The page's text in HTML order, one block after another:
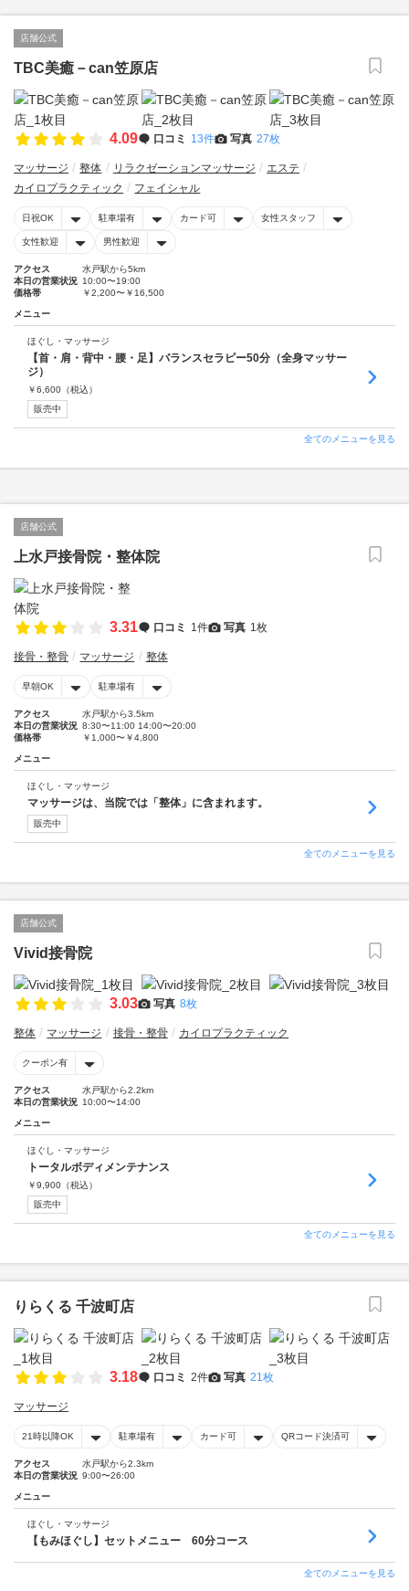
店舗公式
TBC美癒－can笠原店
4.09 口コミ 13件 写真 27枚
マッサージ 整体 リラクゼーションマッサージ
エステ
カイロプラクティック
フェイシャル
日祝OK 駐車場有 カード可 女性スタッフ
女性歓迎 男性歓迎
アクセス
水戸駅から5km
本日の営業状況 10:00〜19:00
価格帯
￥2,200〜￥16,500
メニュー
ほぐし・マッサージ
【首・肩・背中・腰・足】バランスセラピー50分（全身マッサー
ジ）
￥6,600 （税込）
販売中
全てのメニューを見る
店舗公式
上水戸接骨院・整体院
3.31 口コミ 1件 写真 1枚
接骨・整骨 マッサージ 整体
早朝OK 駐車場有
アクセス
水戸駅から3.5km
本日の営業状況 8:30〜11:00 14:00〜20:00
価格帯
￥1,000〜￥4,800
メニュー
ほぐし・マッサージ
マッサージは、当院では「整体」に含まれます。
販売中
全てのメニューを見る
店舗公式
Vivid接骨院
3.03 写真 8枚
整体 マッサージ 接骨・整骨 カイロプラクティック
クーポン有
アクセス
水戸駅から2.2km
本日の営業状況 10:00〜14:00
メニュー
ほぐし・マッサージ
トータルボディメンテナンス
￥9,900 （税込）
販売中
全てのメニューを見る
りらくる 千波町店
3.18 口コミ 2件 写真 21枚
マッサージ
21時以降OK 駐車場有 カード可 QRコード決済可
アクセス
水戸駅から2.3km
本日の営業状況 9:00〜26:00
メニュー
ほぐし・マッサージ
【もみほぐし】セットメニュー 60分コース
全てのメニューを見る